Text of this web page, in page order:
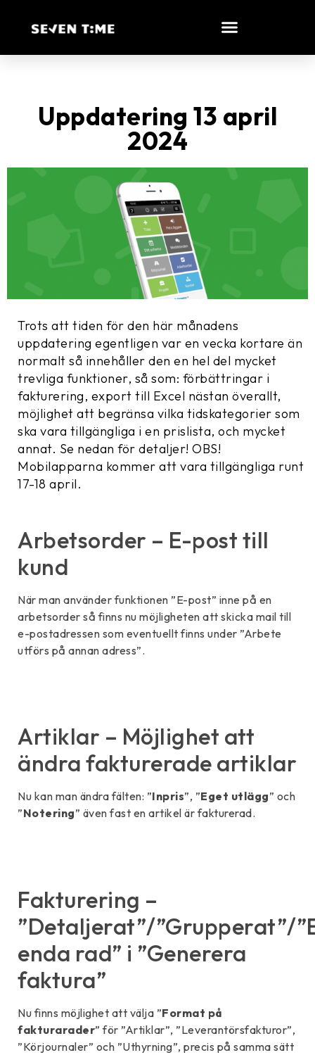
Uppdatering 13 april
2024
Trots att tiden för den här månadens
uppdatering egentligen var en vecka kortare än
normalt så innehåller den en hel del mycket
trevliga funktioner, så som: förbättringar i
fakturering, export till Excel nästan överallt,
möjlighet att begränsa vilka tidskategorier som
ska vara tillgängliga i en prislista, och mycket
annat. Se nedan för detaljer! OBS!
Mobilapparna kommer att vara tillgängliga runt
17-18 april.
Arbetsorder – E-post till
kund
När man använder funktionen ”E-post” inne på en
arbetsorder så finns nu möjligheten att skicka mail till
e-postadressen som eventuellt finns under ”Arbete
utförs på annan adress”.
Artiklar – Möjlighet att
ändra fakturerade artiklar
Nu kan man ändra fälten: ”Inpris”, ”Eget utlägg” och
”Notering” även fast en artikel är fakturerad.
Fakturering –
”Detaljerat”/”Grupperat”/
enda rad” i ”Generera
faktura”
Nu finns möjlighet att välja ”Format på
fakturarader” för ”Artiklar”, ”Leverantörsfakturor”,
”Körjournaler” och ”Uthyrning”, precis på samma sätt